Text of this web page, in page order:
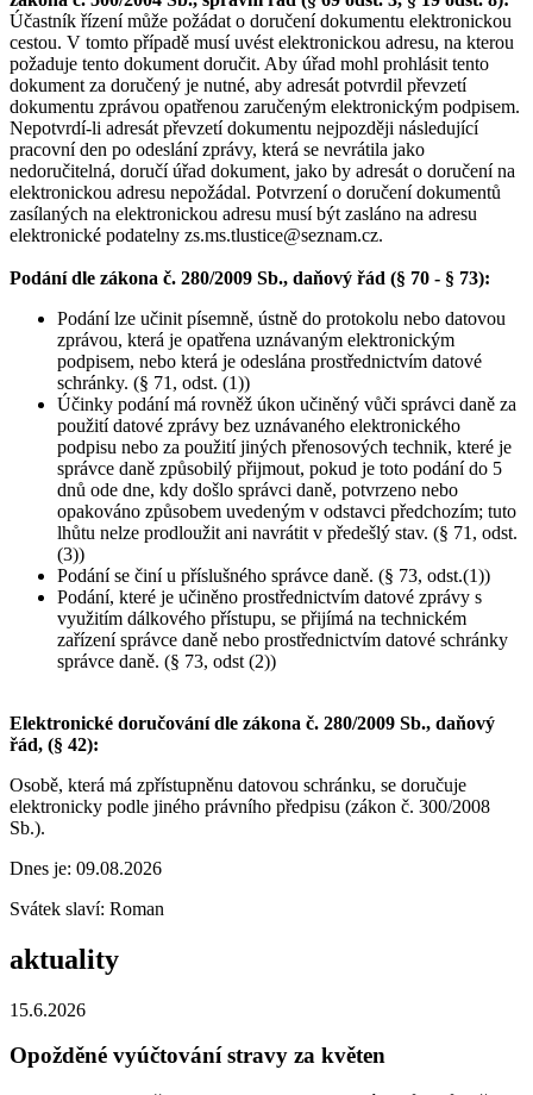
Účastník řízení může požádat o doručení dokumentu elektronickou
cestou. V tomto případě musí uvést elektronickou adresu, na kterou
požaduje tento dokument doručit. Aby úřad mohl prohlásit tento
dokument za doručený je nutné, aby adresát potvrdil převzetí
dokumentu zprávou opatřenou zaručeným elektronickým podpisem.
Nepotvrdí-li adresát převzetí dokumentu nejpozději následující
pracovní den po odeslání zprávy, která se nevrátila jako
nedoručitelná, doručí úřad dokument, jako by adresát o doručení na
elektronickou adresu nepožádal. Potvrzení o doručení dokumentů
zasílaných na elektronickou adresu musí být zasláno na adresu
elektronické podatelny zs.ms.tlustice@seznam.cz.
Podání dle zákona č. 280/2009 Sb., daňový řád (§ 70 - § 73):
Podání lze učinit písemně, ústně do protokolu nebo datovou
zprávou, která je opatřena uznávaným elektronickým
podpisem, nebo která je odeslána prostřednictvím datové
schránky. (§ 71, odst. (1))
Účinky podání má rovněž úkon učiněný vůči správci daně za
použití datové zprávy bez uznávaného elektronického
podpisu nebo za použití jiných přenosových technik, které je
správce daně způsobilý přijmout, pokud je toto podání do 5
dnů ode dne, kdy došlo správci daně, potvrzeno nebo
opakováno způsobem uvedeným v odstavci předchozím; tuto
lhůtu nelze prodloužit ani navrátit v předešlý stav. (§ 71, odst.
(3))
Podání se činí u příslušného správce daně. (§ 73, odst.(1))
Podání, které je učiněno prostřednictvím datové zprávy s
využitím dálkového přístupu, se přijímá na technickém
zařízení správce daně nebo prostřednictvím datové schránky
správce daně. (§ 73, odst (2))
Elektronické doručování dle zákona č. 280/2009 Sb., daňový
řád, (§ 42):
Osobě, která má zpřístupněnu datovou schránku, se doručuje
elektronicky podle jiného právního předpisu (zákon č. 300/2008
Sb.).
Dnes je: 09.08.2026
Svátek slaví: Roman
aktuality
15.6.2026
Opožděné vyúčtování stravy za květen